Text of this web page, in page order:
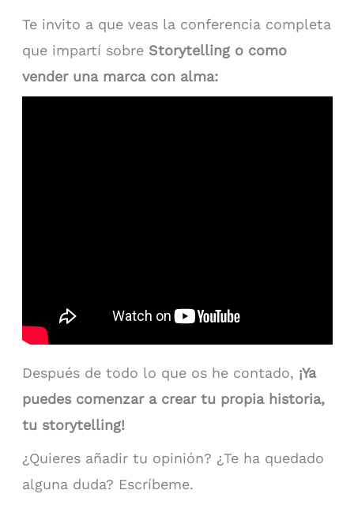
Te invito a que veas la conferencia completa
que impartí sobre Storytelling o como
vender una marca con alma:
Después de todo lo que os he contado, ¡Ya
puedes comenzar a crear tu propia historia,
tu storytelling!
¿Quieres añadir tu opinión? ¿Te ha quedado
alguna duda? Escríbeme.